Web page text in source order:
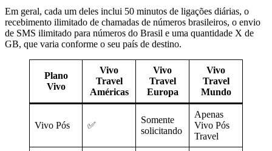
Em geral, cada um deles inclui 50 minutos de ligações diárias, o
recebimento ilimitado de chamadas de números brasileiros, o envio
de SMS ilimitado para números do Brasil e uma quantidade X de
GB, que varia conforme o seu país de destino.
Plano
Vivo
Vivo
Travel
Américas
Vivo
Travel
Europa
Vivo
Travel
Mundo
Vivo Pós ✅
Somente
solicitando
Apenas
Vivo Pós
Travel